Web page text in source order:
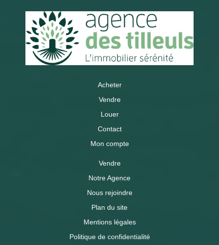
Acheter
Vendre
Louer
Contact
Mon compte
Vendre
Notre Agence
Nous rejoindre
Plan du site
Mentions légales
Politique de confidentialité